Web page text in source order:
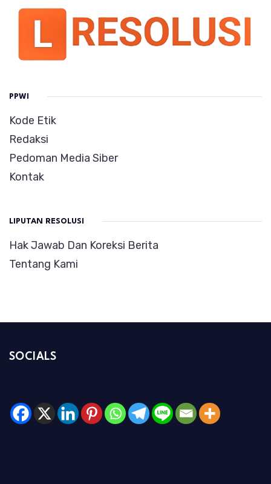
PPWI
Kode Etik
Redaksi
Pedoman Media Siber
Kontak
LIPUTAN RESOLUSI
Hak Jawab Dan Koreksi Berita
Tentang Kami
SOCIALS